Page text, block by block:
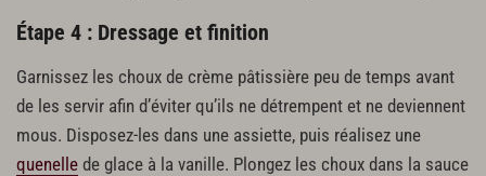
Étape 4 : Dressage et finition
Garnissez les choux de crème pâtissière peu de temps avant
de les servir afin d’éviter qu’ils ne détrempent et ne deviennent
mous. Disposez-les dans une assiette, puis réalisez une
quenelle de glace à la vanille. Plongez les choux dans la sauce